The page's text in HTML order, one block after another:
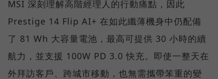
MSI 深刻理解高階經理人的行動痛點，因此
Prestige 14 Flip AI+ 在如此纖薄機身中仍配備
了 81 Wh 大容量電池，最高可提供 30 小時的續
航力，並支援 100W PD 3.0 快充。即使一整天在
外拜訪客戶、跨城市移動，也無需攜帶笨重的變